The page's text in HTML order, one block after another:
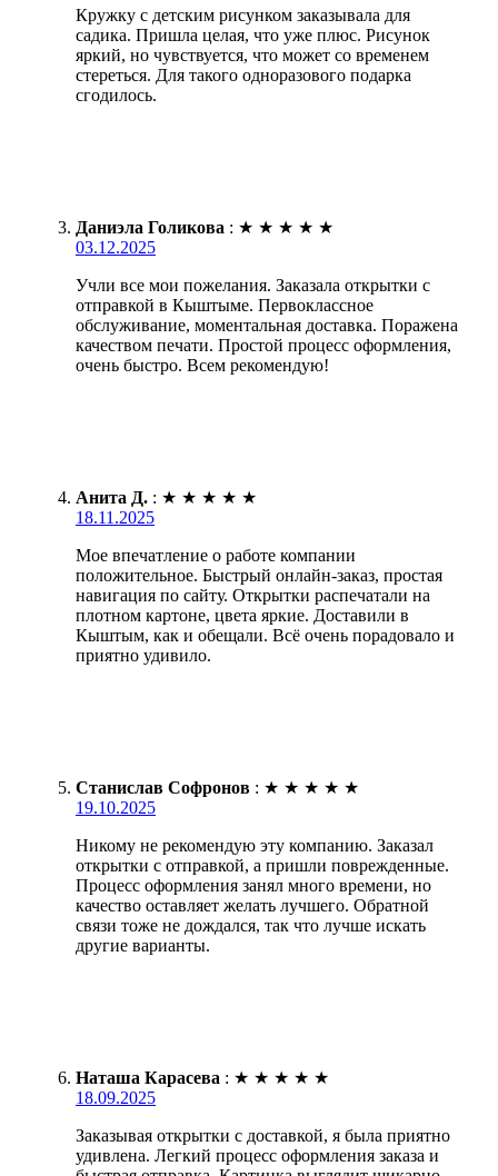
Кружку с детским рисунком заказывала для
садика. Пришла целая, что уже плюс. Рисунок
яркий, но чувствуется, что может со временем
стереться. Для такого одноразового подарка
сгодилось.
Даниэла Голикова : ★ ★ ★ ★ ★
03.12.2025
Учли все мои пожелания. Заказала открытки с
отправкой в Кыштыме. Первоклассное
обслуживание, моментальная доставка. Поражена
качеством печати. Простой процесс оформления,
очень быстро. Всем рекомендую!
Анита Д. : ★ ★ ★ ★ ★
18.11.2025
Мое впечатление о работе компании
положительное. Быстрый онлайн-заказ, простая
навигация по сайту. Открытки распечатали на
плотном картоне, цвета яркие. Доставили в
Кыштым, как и обещали. Всё очень порадовало и
приятно удивило.
Станислав Софронов : ★ ★ ★ ★ ★
19.10.2025
Никому не рекомендую эту компанию. Заказал
открытки с отправкой, а пришли поврежденные.
Процесс оформления занял много времени, но
качество оставляет желать лучшего. Обратной
связи тоже не дождался, так что лучше искать
другие варианты.
Наташа Карасева : ★ ★ ★ ★ ★
18.09.2025
Заказывая открытки с доставкой, я была приятно
удивлена. Легкий процесс оформления заказа и